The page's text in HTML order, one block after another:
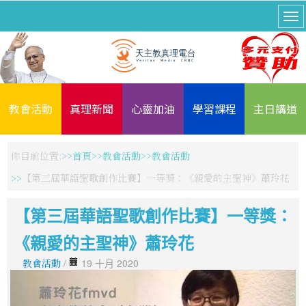
教會活動 真理新聞 心靈加油 學習課程 主日講道
你目前位置: 首頁 教會活動
教會活動
【第三屆華語聖歌創作比賽】一等獎：《親愛的主聖神》蕭玲花
【第三屆華語聖歌創作比賽】一等獎：
《親愛的主聖神》蕭玲花
教會活動 / 19 十月 2020